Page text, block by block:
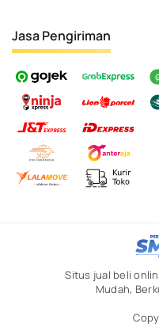
Jasa Pengiriman
Situs jual beli
Mudah,